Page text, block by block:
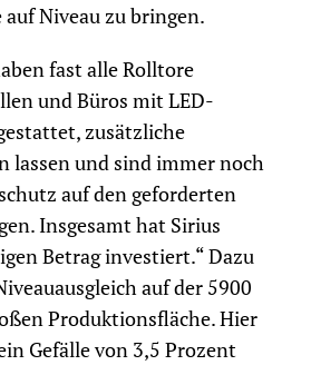
Niveau zu bringen.
fast alle Rolltore
und Büros mit LED-
zusätzliche
lassen und sind immer noch
auf den geforderten
Insgesamt hat Sirius
Betrag investiert.“ Dazu
auf der 5900
Produktionsfläche. Hier
Gefälle von 3,5 Prozent